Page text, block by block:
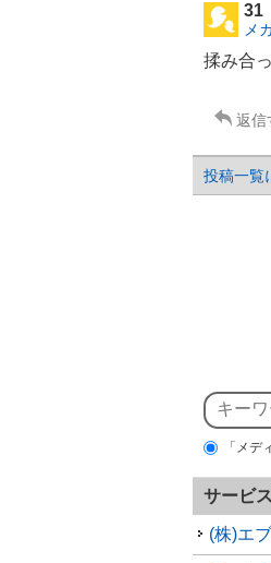
31
メ
揉み合
返信
投稿一覧
「メ
サービ
(株)エ